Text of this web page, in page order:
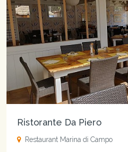
Ristorante Da Piero
Restaurant Marina di Campo